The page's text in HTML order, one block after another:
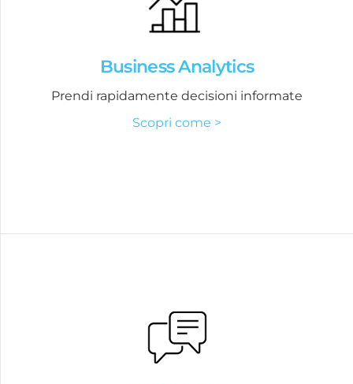
Business Analytics
Prendi rapidamente decisioni informate
Scopri come >